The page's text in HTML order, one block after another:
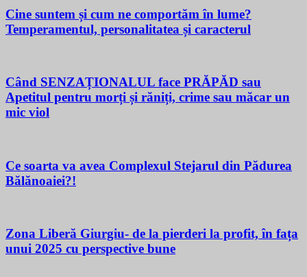
Cine suntem și cum ne comportăm în lume?
Temperamentul, personalitatea și caracterul
Când SENZAȚIONALUL face PRĂPĂD sau
Apetitul pentru morți și răniți, crime sau măcar un
mic viol
Ce soarta va avea Complexul Stejarul din Pădurea
Bălănoaiei?!
Zona Liberă Giurgiu- de la pierderi la profit, în fața
unui 2025 cu perspective bune